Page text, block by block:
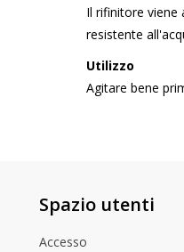
Il rifinitore viene
resistente
Utilizzo
Agitare bene
Spazio utenti
Accesso